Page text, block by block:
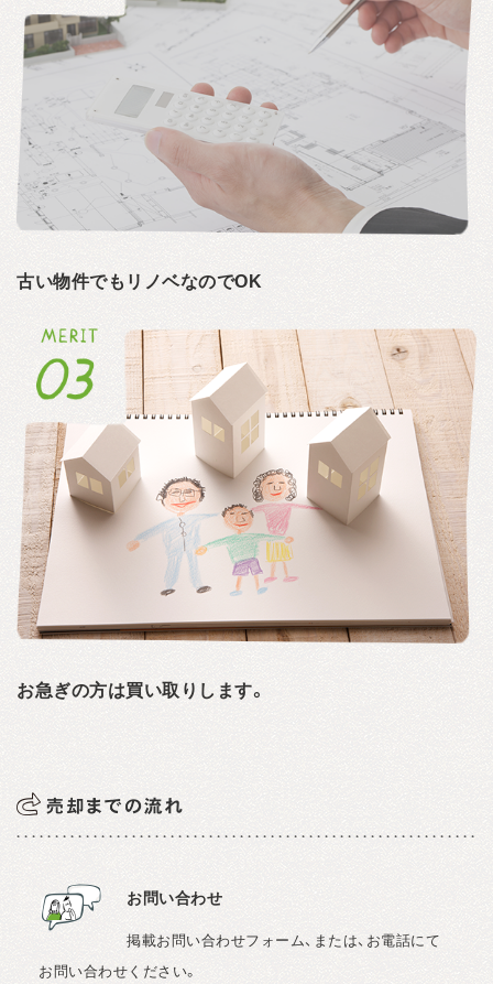
古い物件でもリノベなのでOK
お急ぎの方は買い取りします。
お問い合わせ
掲載お問い合わせフォーム、または、お電話にて
お問い合わせください。